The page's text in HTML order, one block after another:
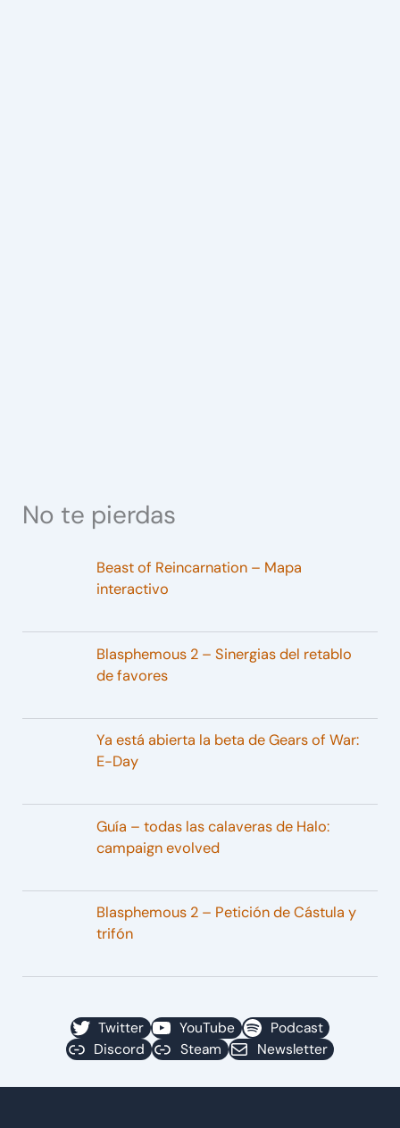
No te pierdas
Beast of Reincarnation – Mapa
interactivo
Blasphemous 2 – Sinergias del retablo
de favores
Ya está abierta la beta de Gears of War:
E-Day
Guía – todas las calaveras de Halo:
campaign evolved
Blasphemous 2 – Petición de Cástula y
trifón
Twitter YouTube
Podcast
Discord
Steam Newsletter